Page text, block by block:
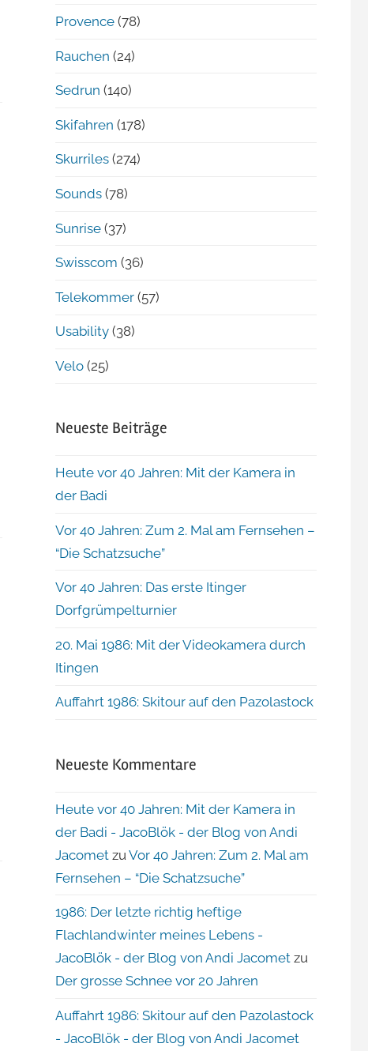
Provence (78)
Rauchen (24)
Sedrun (140)
Skifahren (178)
Skurriles (274)
Sounds (78)
Sunrise (37)
Swisscom (36)
Telekommer (57)
Usability (38)
Velo (25)
Neueste Beiträge
Heute vor 40 Jahren: Mit der Kamera in
der Badi
Vor 40 Jahren: Zum 2. Mal am Fernsehen –
“Die Schatzsuche”
Vor 40 Jahren: Das erste Itinger
Dorfgrümpelturnier
20. Mai 1986: Mit der Videokamera durch
Itingen
Auffahrt 1986: Skitour auf den Pazolastock
Neueste Kommentare
Heute vor 40 Jahren: Mit der Kamera in
der Badi - JacoBlök - der Blog von Andi
Jacomet zu Vor 40 Jahren: Zum 2. Mal am
Fernsehen – “Die Schatzsuche”
1986: Der letzte richtig heftige
Flachlandwinter meines Lebens -
JacoBlök - der Blog von Andi Jacomet zu
Der grosse Schnee vor 20 Jahren
Auffahrt 1986: Skitour auf den Pazolastock
- JacoBlök - der Blog von Andi Jacomet